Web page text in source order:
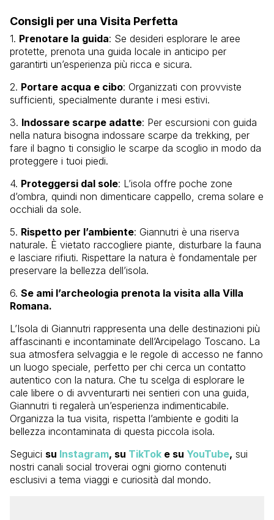
Consigli per una Visita Perfetta
1. Prenotare la guida: Se desideri esplorare le aree
protette, prenota una guida locale in anticipo per
garantirti un’esperienza più ricca e sicura.
2. Portare acqua e cibo: Organizzati con provviste
sufficienti, specialmente durante i mesi estivi.
3. Indossare scarpe adatte: Per escursioni con guida
nella natura bisogna indossare scarpe da trekking, per
fare il bagno ti consiglio le scarpe da scoglio in modo da
proteggere i tuoi piedi.
4. Proteggersi dal sole: L’isola offre poche zone
d’ombra, quindi non dimenticare cappello, crema solare e
occhiali da sole.
5. Rispetto per l’ambiente: Giannutri è una riserva
naturale. È vietato raccogliere piante, disturbare la fauna
e lasciare rifiuti. Rispettare la natura è fondamentale per
preservare la bellezza dell’isola.
6. Se ami l’archeologia prenota la visita alla Villa
Romana.
L’Isola di Giannutri rappresenta una delle destinazioni più
affascinanti e incontaminate dell’Arcipelago Toscano. La
sua atmosfera selvaggia e le regole di accesso ne fanno
un luogo speciale, perfetto per chi cerca un contatto
autentico con la natura. Che tu scelga di esplorare le
cale libere o di avventurarti nei sentieri con una guida,
Giannutri ti regalerà un’esperienza indimenticabile.
Organizza la tua visita, rispetta l’ambiente e goditi la
bellezza incontaminata di questa piccola isola.
Seguici su Instagram, su TikTok e su YouTube, sui
nostri canali social troverai ogni giorno contenuti
esclusivi a tema viaggi e curiosità dal mondo.